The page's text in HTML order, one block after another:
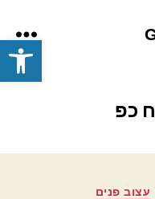
פתח סרגל נגישות
תפריט
כפ
עצוב פנים